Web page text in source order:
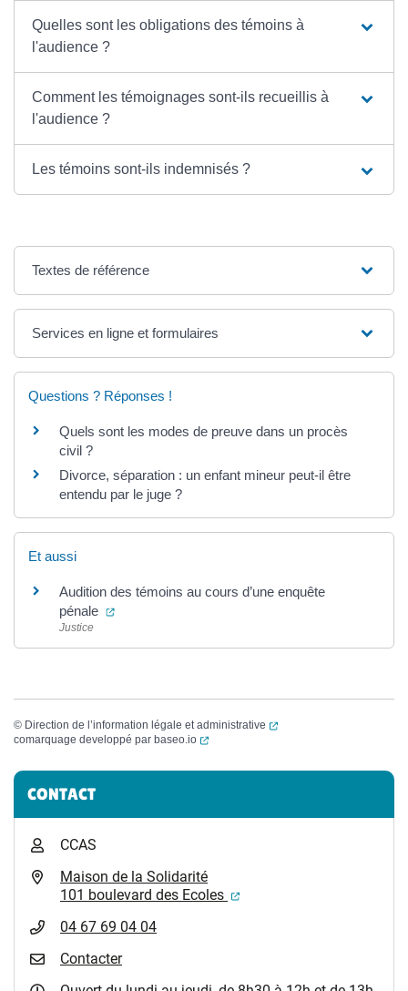
Quelles sont les obligations des témoins à
l'audience ?
Comment les témoignages sont-ils recueillis à
l'audience ?
Les témoins sont-ils indemnisés ?
Textes de référence
Services en ligne et formulaires
Questions ? Réponses !
Quels sont les modes de preuve dans un procès
civil ?
Divorce, séparation : un enfant mineur peut-il être
entendu par le juge ?
Et aussi
Audition des témoins au cours d’une enquête
pénale
(ouverture dans un nouvel onglet)
Justice
© Direction de l’information légale et administrative
(ouverture dans un
comarquage developpé par baseo.io (ouverture dans un nouvel onglet)
Informations complémentaires
CONTACT
CCAS
Maison de la Solidarité
101 boulevard des Ecoles
(ouverture dans un
04 67 69 04 04
Contacter